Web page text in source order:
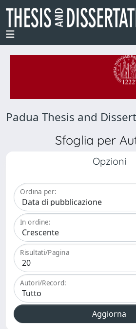
Padua Thesis and
Sfoglia per
Opzioni
Ordina per:
In ordine:
Risultati/Pagina
Autori/Record: